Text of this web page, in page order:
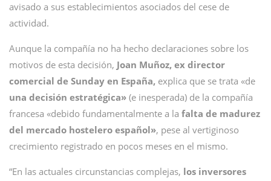
avisado a sus establecimientos asociados del cese de
actividad.
Aunque la compañía no ha hecho declaraciones sobre los
motivos de esta decisión, Joan Muñoz, ex director
comercial de Sunday en España, explica que se trata «de
una decisión estratégica» (e inesperada) de la compañía
francesa «debido fundamentalmente a la falta de madurez
del mercado hostelero español», pese al vertiginoso
crecimiento registrado en pocos meses en el mismo.
“En las actuales circunstancias complejas, los inversores